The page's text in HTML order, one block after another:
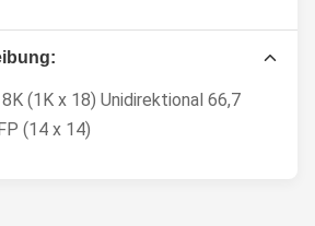
(1K x 18) Unidirektional 66,7
(14 x 14)